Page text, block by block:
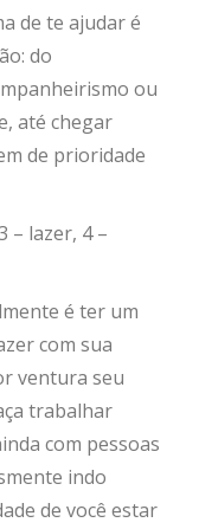
de te ajudar é
do
ou
até chegar
de prioridade
– lazer, 4 –
é ter um
com sua
ventura seu
trabalhar
com pessoas
indo
de você estar